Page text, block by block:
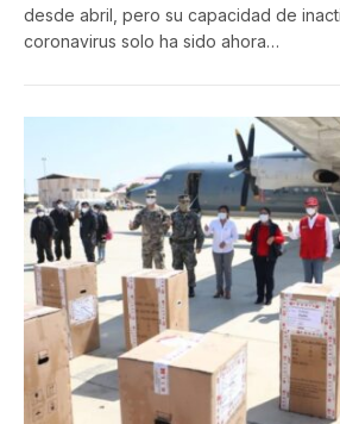
desde abril, pero su capacidad de
coronavirus solo ha sido ahora…